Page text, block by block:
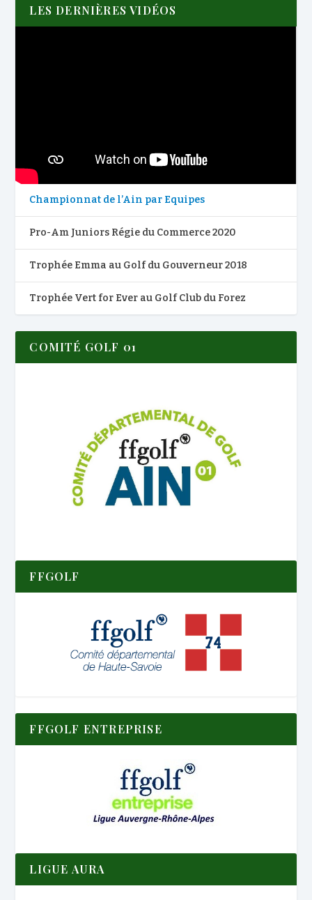
LES DERNIÈRES VIDÉOS
Championnat de l’Ain par Equipes
Pro-Am Juniors Régie du Commerce 2020
Trophée Emma au Golf du Gouverneur 2018
Trophée Vert for Ever au Golf Club du Forez
COMITÉ GOLF 01
FFGOLF
FFGOLF ENTREPRISE
LIGUE AURA